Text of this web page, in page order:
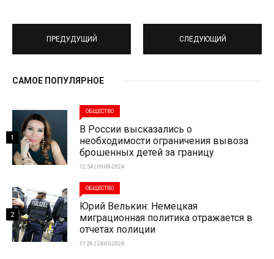
ПРЕДУДУЩИЙ СЛЕДУЮЩИЙ
САМОЕ ПОПУЛЯРНОЕ
ОБЩЕСТВО
В России высказались о
необходимости ограничения вывоза
брошенных детей за границу
12:54 | 09-08-2024
1
ОБЩЕСТВО
Юрий Велькин: Немецкая
миграционная политика отражается в
отчетах полиции
11:26 | 24-05-2024
2